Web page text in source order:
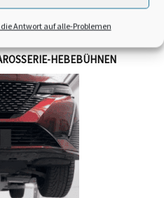
Antwort auf alle-Problemen
HEBEBÜHNEN